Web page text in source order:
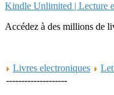
Kindle Unlimited | Lecture
Accédez à des millions de
Livres electroniques
--------------------